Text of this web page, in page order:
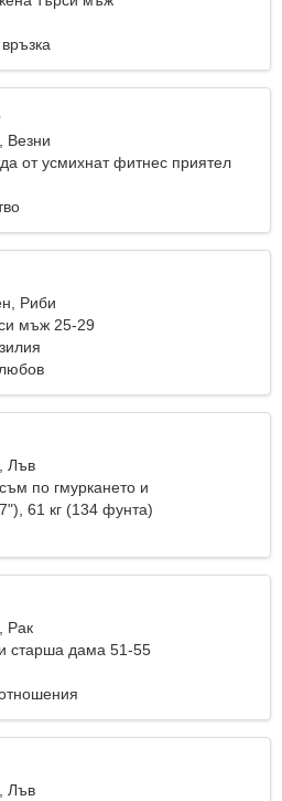
Везни
от усмихнат фитнес приятел
Риби
мъж 25-29
Лъв
по гмуркането и
61 кг (134 фунта)
Рак
старша дама 51-55
Лъв